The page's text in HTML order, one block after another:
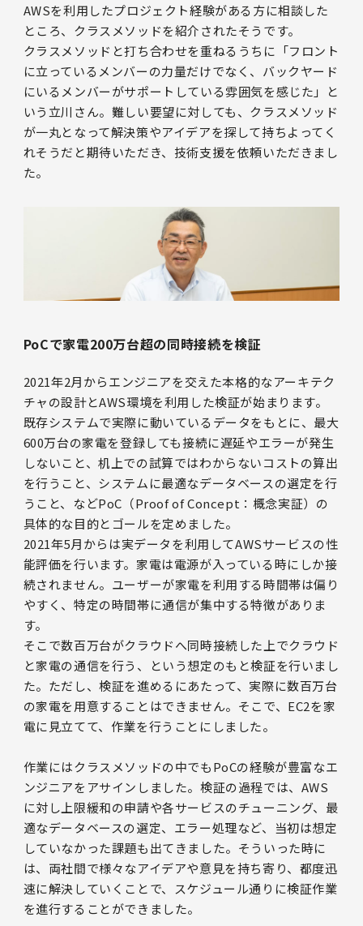
AWSを利用したプロジェクト経験がある方に相談した
ところ、クラスメソッドを紹介されたそうです。
クラスメソッドと打ち合わせを重ねるうちに「フロント
に立っているメンバーの力量だけでなく、バックヤード
にいるメンバーがサポートしている雰囲気を感じた」と
いう立川さん。難しい要望に対しても、クラスメソッド
が一丸となって解決策やアイデアを探して持ちよってく
れそうだと期待いただき、技術支援を依頼いただきまし
た。
PoCで家電200万台超の同時接続を検証
2021年2月からエンジニアを交えた本格的なアーキテク
チャの設計とAWS環境を利用した検証が始まります。
既存システムで実際に動いているデータをもとに、最大
600万台の家電を登録しても接続に遅延やエラーが発生
しないこと、机上での試算ではわからないコストの算出
を行うこと、システムに最適なデータベースの選定を行
うこと、などPoC（Proof of Concept：概念実証）の
具体的な目的とゴールを定めました。
2021年5月からは実データを利用してAWSサービスの性
能評価を行います。家電は電源が入っている時にしか接
続されません。ユーザーが家電を利用する時間帯は偏り
やすく、特定の時間帯に通信が集中する特徴がありま
す。
そこで数百万台がクラウドへ同時接続した上でクラウド
と家電の通信を行う、という想定のもと検証を行いまし
た。ただし、検証を進めるにあたって、実際に数百万台
の家電を用意することはできません。そこで、EC2を家
電に見立てて、作業を行うことにしました。
作業にはクラスメソッドの中でもPoCの経験が豊富なエ
ンジニアをアサインしました。検証の過程では、AWS
に対し上限緩和の申請や各サービスのチューニング、最
適なデータベースの選定、エラー処理など、当初は想定
していなかった課題も出てきました。そういった時に
は、両社間で様々なアイデアや意見を持ち寄り、都度迅
速に解決していくことで、スケジュール通りに検証作業
を進行することができました。